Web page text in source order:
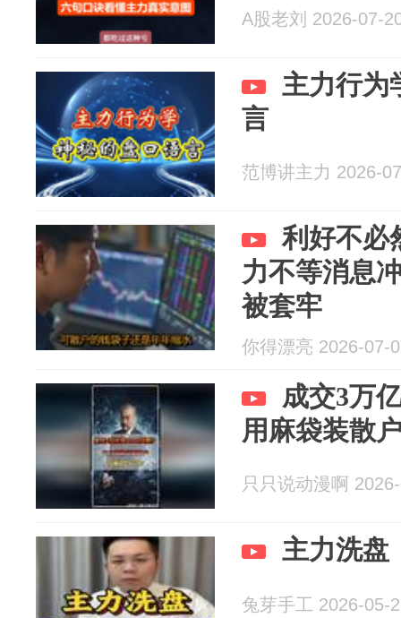
A股老刘 2026-07-
主力行为
言
范博讲主力 2026-
利好不必
力不等消息
被套牢
你得漂亮 2026-07-
成交3万
用麻袋装散
只只说动漫啊
主力洗盘
兔芽手工 2026-05-